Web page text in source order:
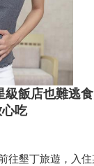
級飯店也難逃
吃
往墾丁旅遊，入